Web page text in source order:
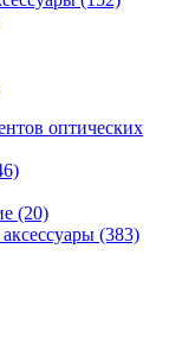
оптических
(20)
(383)